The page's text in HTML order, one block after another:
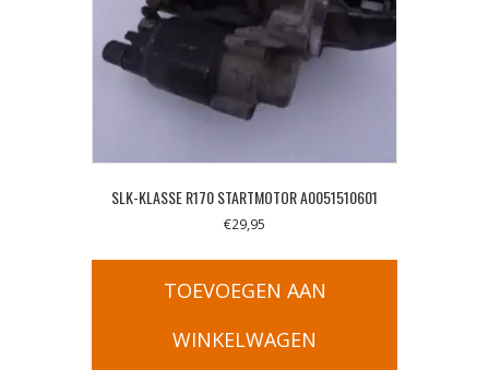
SLK-KLASSE R170 STARTMOTOR A0051510601
€29,95
TOEVOEGEN AAN
WINKELWAGEN